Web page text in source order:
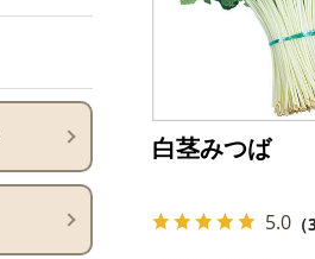
白茎みつば
5.0 （